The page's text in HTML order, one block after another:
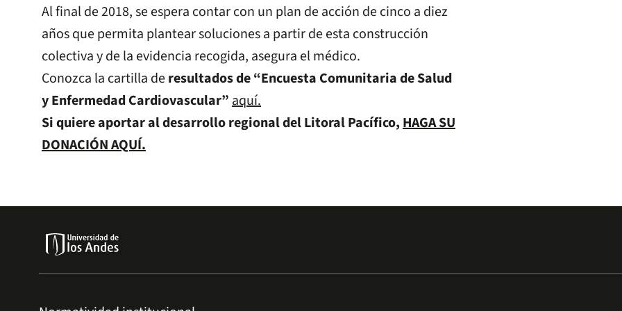
Al final de 2018, se espera contar con un plan de acción de cinco a diez
años que permita plantear soluciones a partir de esta construcción
colectiva y de la evidencia recogida, asegura el médico.
Conozca la cartilla deresultados de “Encuesta Comunitaria de Salud
y Enfermedad Cardiovascular”aquí.
Si quiere aportar al desarrollo regional del Litoral Pacífico,HAGA SU
DONACIÓN AQUÍ.